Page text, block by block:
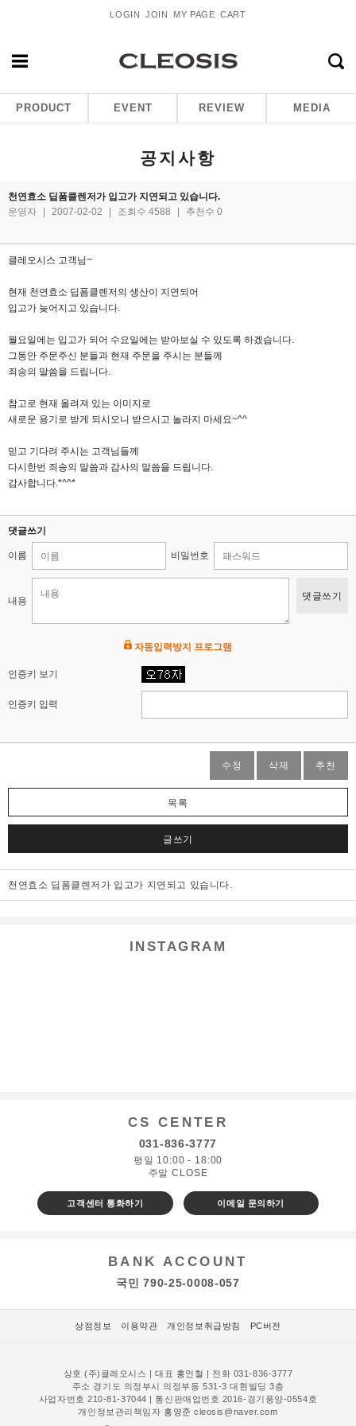
LOGIN JOIN MY PAGE CART
PRODUCT EVENT REVIEW MEDIA
공지사항
천연효소 딥폼클렌저가 입고가 지연되고 있습니다.
운영자
2007-02-02 조회수 4588 추천수 0
클레오시스 고객님~
현재 천연효소 딥폼클렌저의 생산이 지연되어
입고가 늦어지고 있습니다.
월요일에는 입고가 되어 수요일에는 받아보실 수 있도록 하겠습니다.
그동안 주문주신 분들과 현재 주문을 주시는 분들께
죄송의 말씀을 드립니다.
참고로 현재 올려져 있는 이미지로
새로운 용기로 받게 되시오니 받으시고 놀라지 마세요~^^
믿고 기다려 주시는 고객님들께
다시한번 죄송의 말씀과 감사의 말씀을 드립니다.
감사합니다.*^^*
댓글쓰기
이름 비밀번호
내용 댓글쓰기
자동입력방지 프로그램
인증키 보기
인증키 입력
수정 삭제 추천
목록
글쓰기
천연효소 딥폼클렌저가 입고가 지연되고 있습니다.
INSTAGRAM
CS CENTER
031-836-3777
평일 10:00 - 18:00
주말 CLOSE
고객센터 통화하기 이메일 문의하기
BANK ACCOUNT
국민 790-25-0008-057
상점정보 이용약관 개인정보취급방침 PC버전
상호 (주)클레오시스 | 대표 홍인철 | 전화 031-836-3777
주소 경기도 의정부시 의정부동 531-3 대현빌딩 3층
사업자번호 210-81-37044 | 통신판매업번호 2016-경기풍양-0554호
개인정보관리책임자 홍영준 cleosis@naver.com